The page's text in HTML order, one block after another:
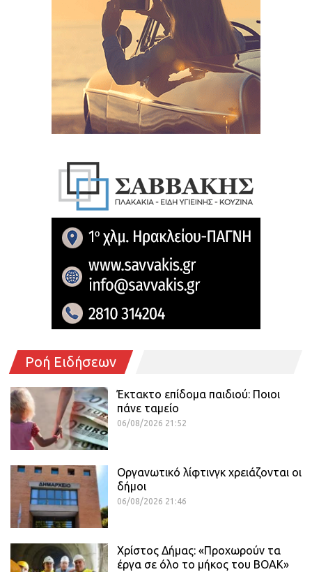
Ροή Ειδήσεων
Έκτακτο επίδομα παιδιού: Ποιοι
πάνε ταμείο
06/08/2026 21:52
Οργανωτικό λίφτινγκ χρειάζονται οι
δήμοι
06/08/2026 21:46
Χρίστος Δήμας: «Προχωρούν τα
έργα σε όλο το μήκος του ΒΟΑΚ»